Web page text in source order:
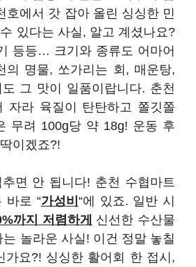
호에서 갓 잡아 올린 싱싱한 민
있다는 사실, 알고 계셨나요?
등등… 크기와 종류도 어마어
의 명물, 쏘가리는 회, 매운탕,
그 맛이 일품이랍니다. 춘천
자라 육질이 탄탄하고 쫄깃쫄
무려 100g당 약 18g! 운동 후
이겠죠?!
면 안 됩니다! 춘천 수협마트
바로 “가성비 “에 있죠. 일반 시
까지 저렴하게 신선한 수산물
놀라운 사실! 이건 정말 놓칠
가요?! 싱싱한 활어회 한 접시,